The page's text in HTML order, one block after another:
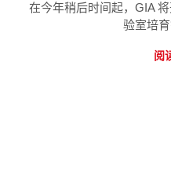
在今年稍后时间起，GIA
验室培
阅